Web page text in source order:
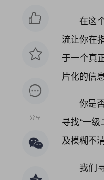
分享
在这
流让你在
于一个真
片化的信
你是
寻找“一
及模糊不
我们